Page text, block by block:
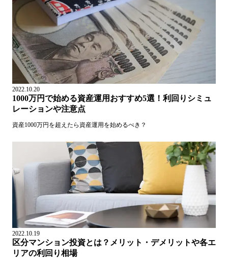
2022.10.20
1000万円で始める資産運用おすすめ5選！利回りシミュ
レーションや注意点
資産1000万円を超えたら資産運用を始めるべき？
2022.10.19
区分マンション投資とは？メリット・デメリットや各エ
リアの利回り相場